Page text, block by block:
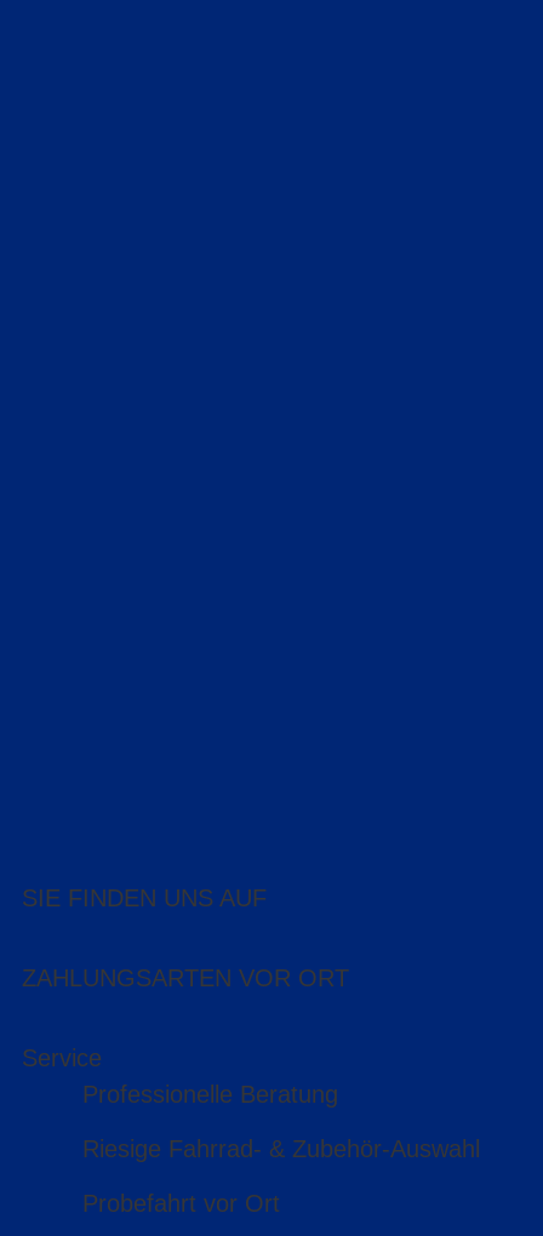
SIE FINDEN UNS AUF
ZAHLUNGSARTEN VOR ORT
Service
Professionelle Beratung
Riesige Fahrrad- & Zubehör-Auswahl
Probefahrt vor Ort